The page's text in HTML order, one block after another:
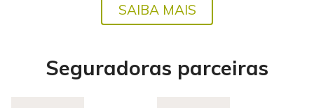
SAIBA MAIS
Seguradoras parceiras